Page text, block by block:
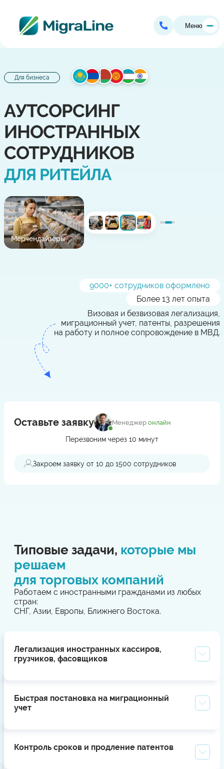
Меню
Для бизнеса
АУТСОРСИНГ
ИНОСТРАННЫХ
СОТРУДНИКОВ
ДЛЯ РИТЕЙЛА
Мерчендайзеры
9000+ сотрудников оформлено
Более 13 лет опыта
Визовая и безвизовая легализация,
миграционный учет, патенты, разрешения
на работу и полное сопровождение в МВД.
Оставьте заявку Менеджер онлайн
Перезвоним через 10 минут
Закроем заявку от 10 до 1500 сотрудников
Типовые задачи, которые мы
решаем
для торговых компаний
Работаем с иностранными гражданами из любых
стран:
СНГ, Азии, Европы, Ближнего Востока.
Легализация иностранных кассиров,
грузчиков, фасовщиков
Быстрая постановка на миграционный
учет
Контроль сроков и продление патентов